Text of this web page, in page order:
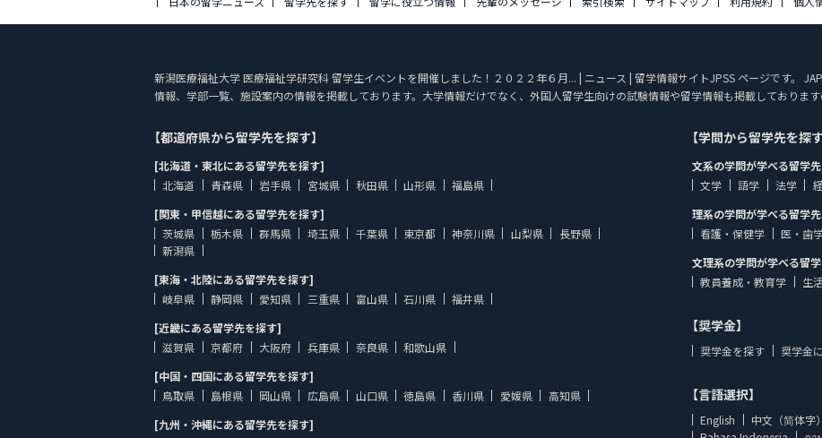
新潟医療福祉大学 医療福祉学研究科 留学生イベントを開催しました！２０２２年６月... | ニュース | 留学情報サイトJPSS ページです。
情報、学部一覧、施設案内の情報を掲載しております。大学情報だけでなく、外国人留学生向けの試験情報や留学情報も掲載しております
【都道府県から留学先を探す】
[北海道・東北にある留学先を探す]
北海道
青森県 岩手県 宮城県 秋田県 山形県
福島県
[関東・甲信越にある留学先を探す]
茨城県
栃木県 群馬県 埼玉県 千葉県 東京都 神奈川県 山梨県
長野県
新潟県
[東海・北陸にある留学先を探す]
岐阜県
静岡県 愛知県 三重県 富山県 石川県
福井県
[近畿にある留学先を探す]
滋賀県
京都府 大阪府 兵庫県 奈良県
和歌山県
[中国・四国にある留学先を探す]
鳥取県
島根県 岡山県 広島県 山口県 徳島県 香川県 愛媛県
高知県
[九州・沖縄にある留学先を探す]
【学問から留学先を探す
文系の学問が学べる留学
文学
語学 法学
理系の学問が学べる留学
看護・保健学
医・歯
文理系の学問が学べる留
教員養成・教育学
生
【奨学金】
奨学金を探す 奨学金
【言語選択】
English 中文（简体字）